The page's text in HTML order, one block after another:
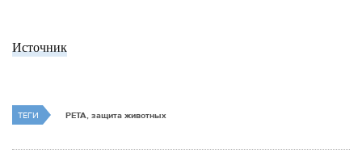
Источник
ТЕГИ PETA, защита животных